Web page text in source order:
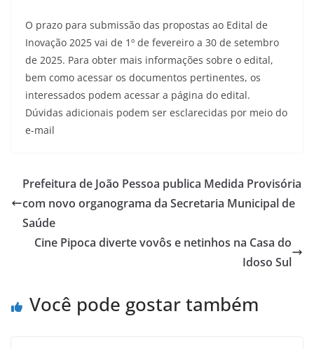
O prazo para submissão das propostas ao Edital de
Inovação 2025 vai de 1º de fevereiro a 30 de setembro
de 2025. Para obter mais informações sobre o edital,
bem como acessar os documentos pertinentes, os
interessados podem acessar a página do edital.
Dúvidas adicionais podem ser esclarecidas por meio do
e-mail
Prefeitura de João Pessoa publica Medida Provisória
com novo organograma da Secretaria Municipal de
Saúde
Cine Pipoca diverte vovôs e netinhos na Casa do
Idoso Sul
Você pode gostar também